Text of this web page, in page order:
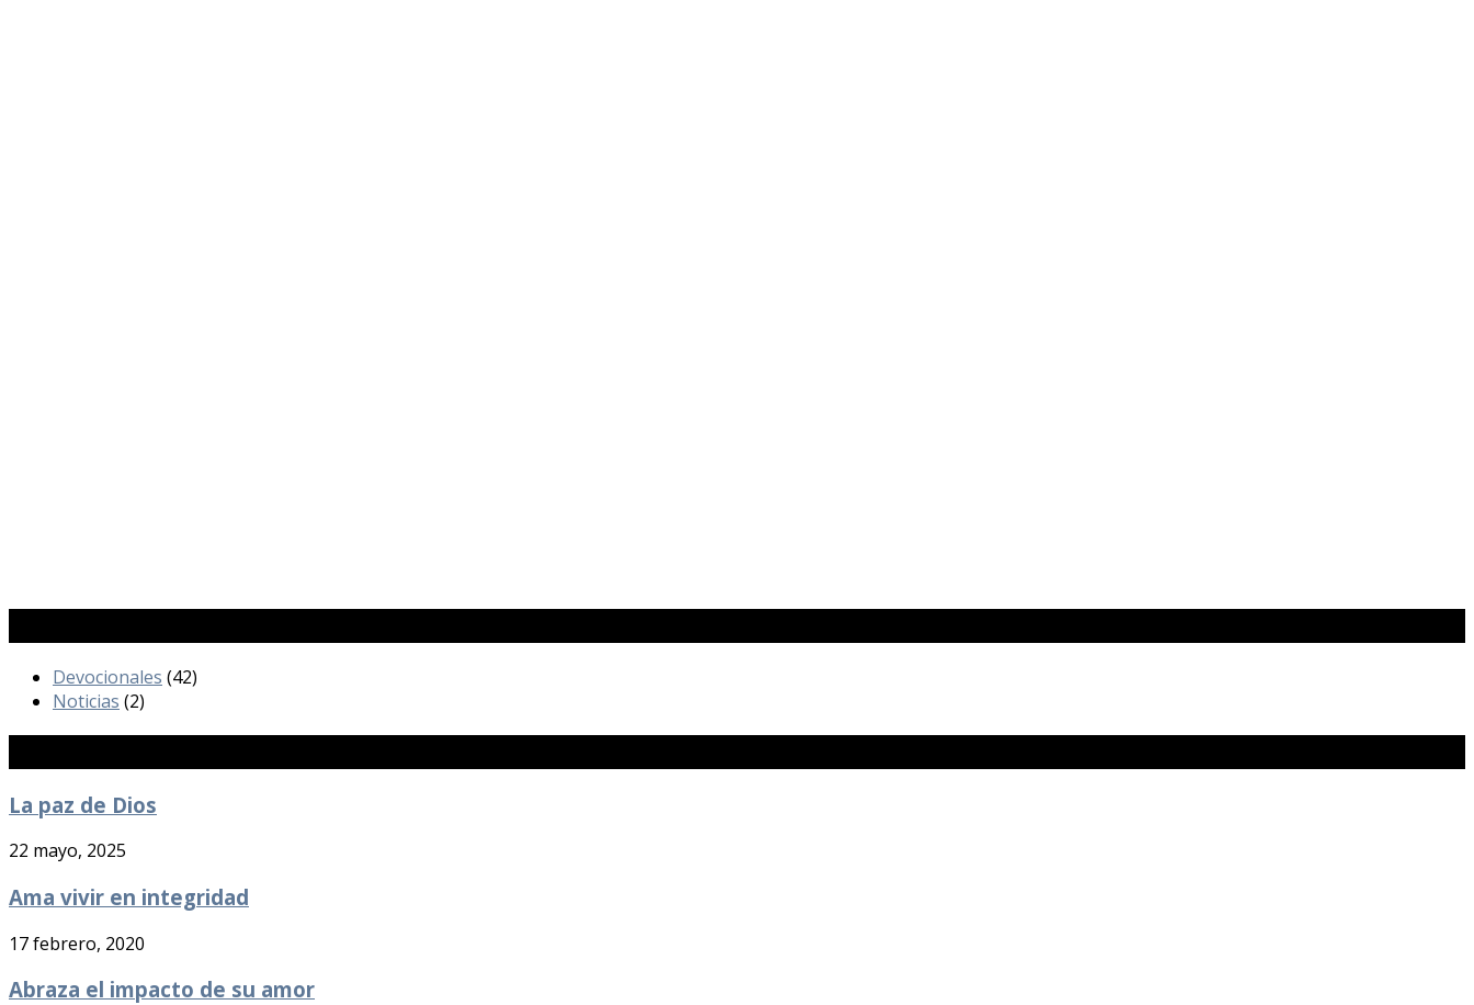
Devocionales (42)
Noticias (2)
La paz de Dios
22 mayo, 2025
Ama vivir en integridad
17 febrero, 2020
Abraza el impacto de su amor